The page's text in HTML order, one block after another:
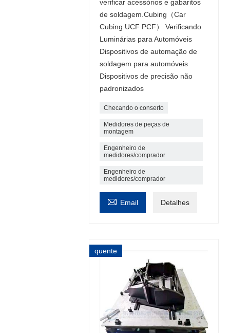
verificar acessórios e gabaritos
de soldagem.Cubing（Car
Cubing UCF PCF） Verificando
Luminárias para Automóveis
Dispositivos de automação de
soldagem para automóveis
Dispositivos de precisão não
padronizados
Checando o conserto
Medidores de peças de
montagem
Engenheiro de
medidores/comprador
Engenheiro de
medidores/comprador
 Email Detalhes
quente